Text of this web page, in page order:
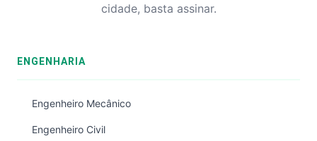
cidade, basta assinar.
ENGENHARIA
Engenheiro Mecânico
Engenheiro Civil